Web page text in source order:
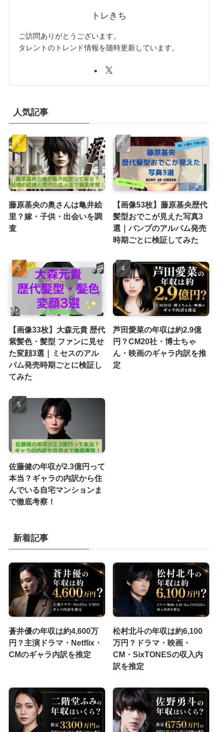
トレきち
ご訪問ありがとうございます。
タレントのトレンド情報を随時更新しています。
人気記事
藤原基央の奥さんは亀井絵
里？嫁・子供・出会いを調
査
【画像53枚】藤原基央歴代
髪型おでこが見えた写真3
選｜バンプのアルバム発売
時期ごとに検証してみた
【画像33枚】大森元貴 歴代
紫髪色・髪型 ファンに見せ
た変顔3選｜ミセスのアル
バム発売時期ごとに検証し
てみた
芦田愛菜の年収は約2.9億
円？CM20社・博士ちゃ
ん・映画のギャラ内訳を推
定
佐藤健の年収が2.3億円って
本当？ギャラの内訳から住
んでいる自宅マンションま
で徹底考察！
新着記事
蒼井優の年収は約4,600万
円？主演ドラマ・Netflix・
CMのギャラ内訳を推定
松村北斗の年収は約6,100
万円？ドラマ・映画・
CM・SixTONESの収入内
訳を推定